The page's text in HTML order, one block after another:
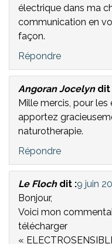
électrique dans ma
communication en
façon.
Répondre
Angoran Jocelyn dit
Mille mercis, pour
apportez
naturotherapie.
Répondre
Le Floch dit :9 juin
Bonjour,
Voici mon
télécharger
«